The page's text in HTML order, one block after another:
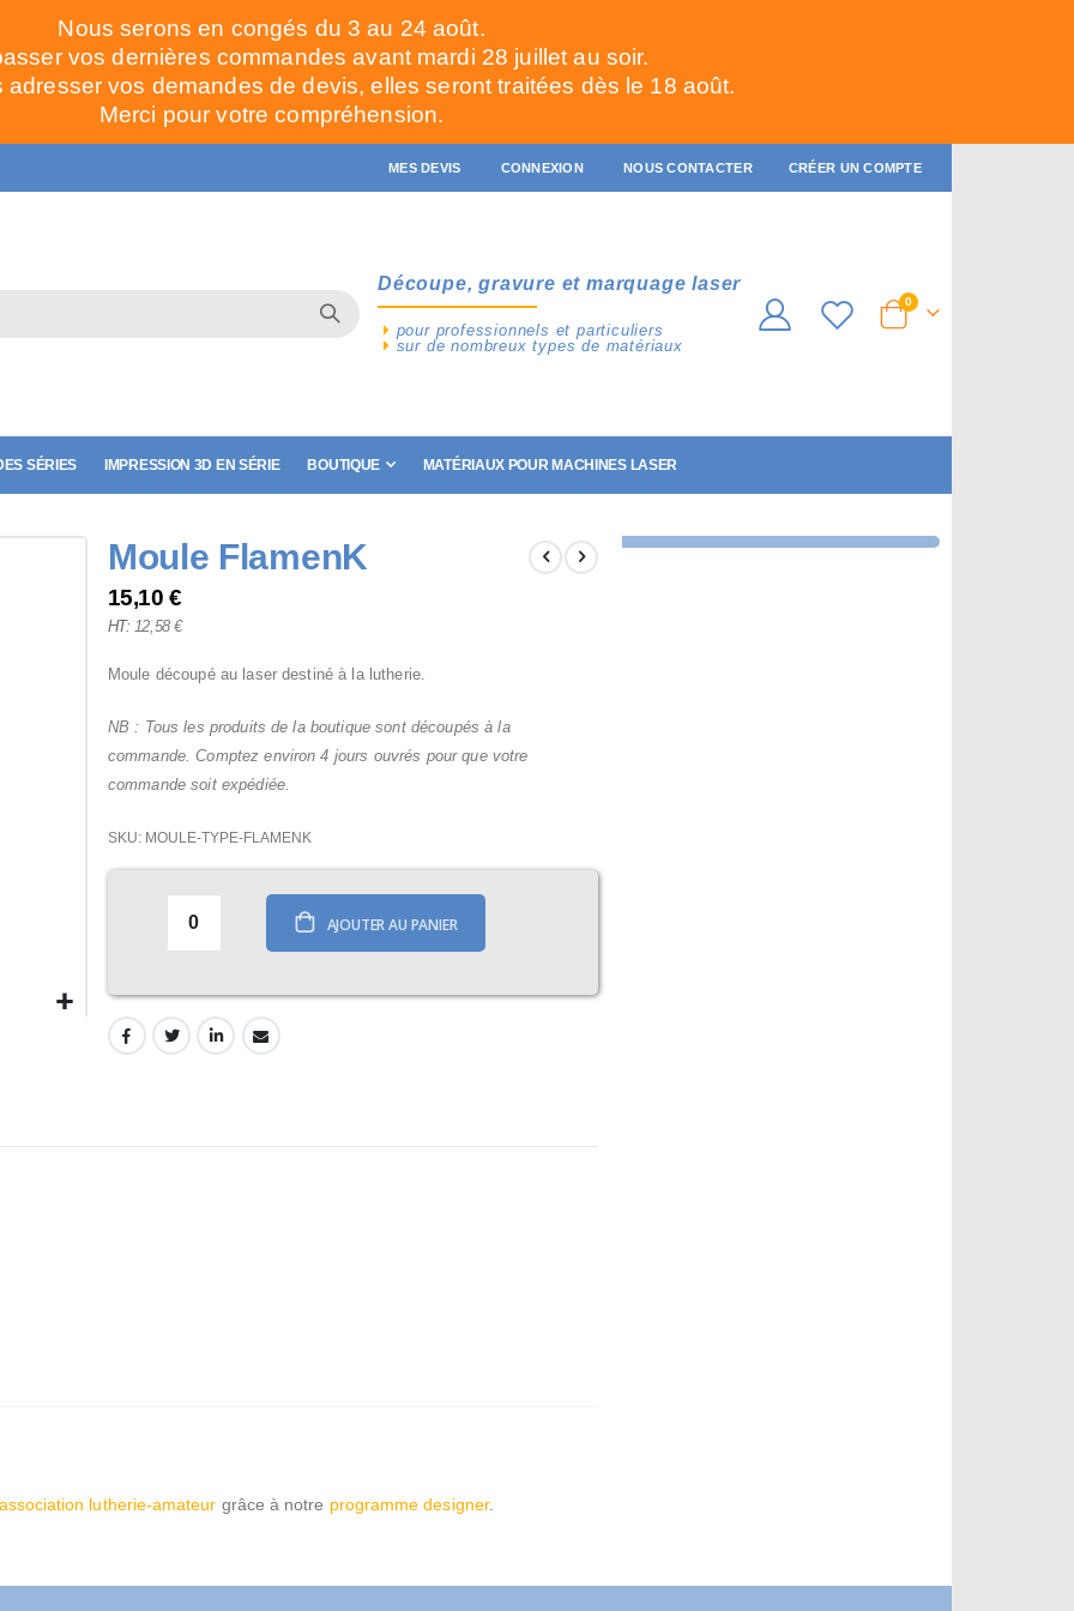
Nous serons en congés du 3 au 24 août.
vos dernières commandes avant mardi 28 juillet au soir.
vos demandes de devis, elles seront traitées dès le 18 août.
Merci pour votre compréhension.
MES DEVIS CONNEXION NOUS CONTACTER CRÉER UN COMPTE
Découpe, gravure et marquage laser
pour professionnels et particuliers
sur de nombreux types de matériaux
Cart
0articles
SÉRIES IMPRESSION 3D EN SÉRIE BOUTIQUE MATÉRIAUX POUR MACHINES LASER
Moule FlamenK
15,10 €
12,58 €
Moule découpé au laser destiné à la lutherie.
NB : Tous les produits de la boutique sont découpés à la
commande. Comptez environ 4 jours ouvrés pour que votre
commande soit expédiée.
SKU MOULE-TYPE-FLAMENK
AJOUTER AU PANIER
lutherie-amateur grâce à notre programme designer.